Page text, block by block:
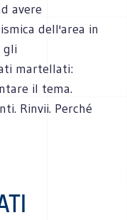
avere
dell'area in
gli
martellati:
il tema.
Rinvii. Perché